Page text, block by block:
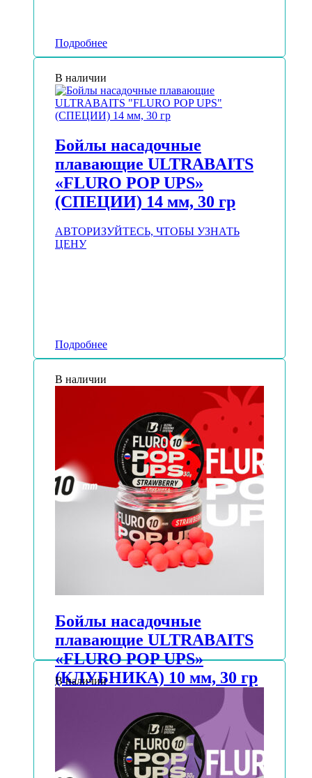
Подробнее
В наличии
Бойлы насадочные
плавающие ULTRABAITS
«FLURO POP UPS»
(СПЕЦИИ) 14 мм, 30 гр
АВТОРИЗУЙТЕСЬ, ЧТОБЫ УЗНАТЬ
ЦЕНУ
Подробнее
В наличии
Бойлы насадочные
плавающие ULTRABAITS
«FLURO POP UPS»
(КЛУБНИКА) 10 мм, 30 гр
АВТОРИЗУЙТЕСЬ, ЧТОБЫ УЗНАТЬ
В наличии